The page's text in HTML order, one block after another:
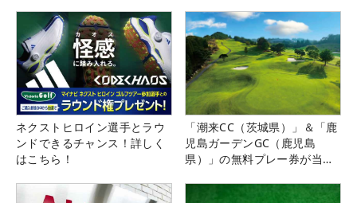
ネクストヒロイン選手とラウ
ンドできるチャンス！詳しく
はこちら！
「潮来CC（茨城県）」＆「鹿
児島ガーデンGC（鹿児島
県）」の無料プレー券が当た